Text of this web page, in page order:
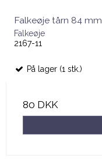
Falkeøje tårn 84 mm
Falkeøje
2167-11
På lager (1 stk.)
80 DKK